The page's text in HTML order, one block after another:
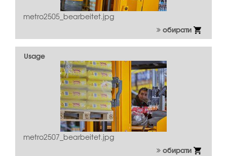
metro2505_bearbeitet.jpg
обирати
Usage
metro2507_bearbeitet.jpg
обирати